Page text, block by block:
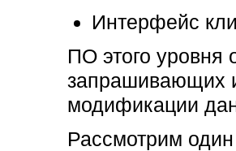
Интерфейс
ПО этого уровня
запрашивающих
модификации
Рассмотрим